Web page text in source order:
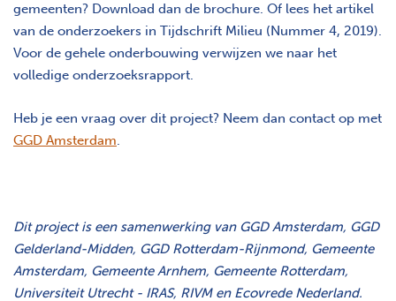
gemeenten? Download dan de brochure. Of lees het artikel
van de onderzoekers in Tijdschrift Milieu (Nummer 4, 2019).
Voor de gehele onderbouwing verwijzen we naar het
volledige onderzoeksrapport.
Heb je een vraag over dit project? Neem dan contact op met
GGD Amsterdam.
Dit project is een samenwerking van GGD Amsterdam, GGD
Gelderland-Midden, GGD Rotterdam-Rijnmond, Gemeente
Amsterdam, Gemeente Arnhem, Gemeente Rotterdam,
Universiteit Utrecht - IRAS, RIVM en Ecovrede Nederland.